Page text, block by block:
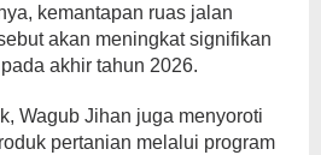
kemantapan ruas jalan
akan meningkat signifikan
akhir tahun 2026.
Wagub Jihan juga menyoroti
pertanian melalui program